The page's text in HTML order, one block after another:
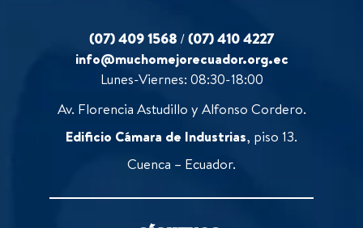
(07) 409 1568 /(07) 410 4227
info@muchomejorecuador.org.ec
Lunes-Viernes: 08:30-18:00
Av. Florencia Astudillo y Alfonso Cordero.
Edificio Cámara de Industrias, piso 13.
Cuenca – Ecuador.